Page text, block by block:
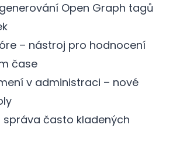
Open Graph tagů
– nástroj pro hodnocení
čase
v administraci – nové
správa často kladených